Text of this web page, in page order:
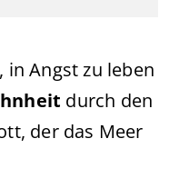
Angst zu leben
durch den
der das Meer